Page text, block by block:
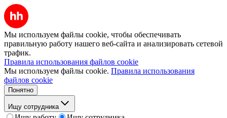
Мы используем файлы cookie, чтобы обеспечивать
правильную работу нашего веб-сайта и анализировать сетевой
трафик.
Правила использования файлов cookie
Мы используем файлы cookie. Правила использования
файлов cookie
Понятно
Ищу сотрудника